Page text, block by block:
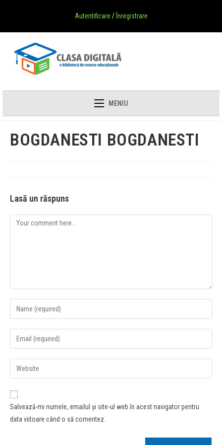
Autentificare / Înregistrare
MENIU
BOGDANESTI BOGDANESTI
Lasă un răspuns
Salvează-mi numele, emailul și site-ul web în acest navigator pentru
data viitoare când o să comentez.